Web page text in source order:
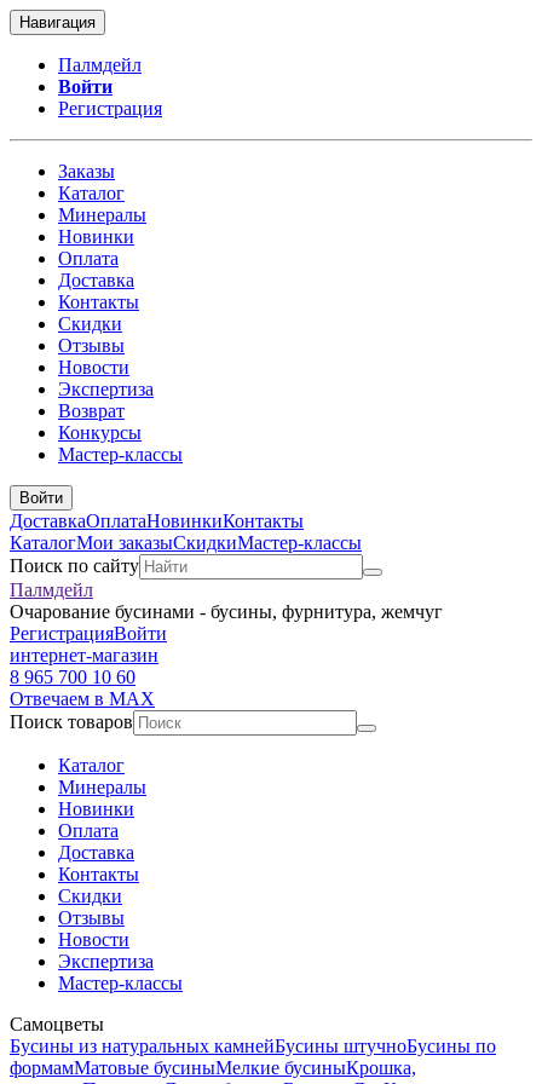
Навигация
Палмдейл
Войти
Регистрация
Заказы
Каталог
Минералы
Новинки
Оплата
Доставка
Контакты
Скидки
Отзывы
Новости
Экспертиза
Возврат
Конкурсы
Мастер-классы
Войти
ДоставкаОплатаНовинкиКонтакты
КаталогМои заказыСкидкиМастер-классы
Поиск по сайту
Палмдейл
Очарование бусинами - бусины, фурнитура, жемчуг
РегистрацияВойти
интернет-магазин
8 965 700 10 60
Отвечаем в MAX
Поиск товаров
Каталог
Минералы
Новинки
Оплата
Доставка
Контакты
Скидки
Отзывы
Новости
Экспертиза
Мастер-классы
Самоцветы
Бусины из натуральных камнейБусины штучноБусины по
формамМатовые бусиныМелкие бусиныКрошка,